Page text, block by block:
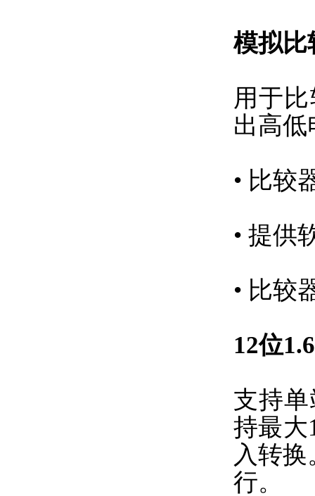
模拟比
用于
出高低
• 比较
• 提供
• 比较
12位
支持
持最大
入转
行。